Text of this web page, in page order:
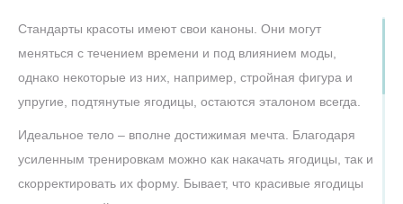
Стандарты красоты имеют свои каноны. Они могут
меняться с течением времени и под влиянием моды,
однако некоторые из них, например, стройная фигура и
упругие, подтянутые ягодицы, остаются эталоном всегда.
Идеальное тело – вполне достижимая мечта. Благодаря
усиленным тренировкам можно как накачать ягодицы, так и
скорректировать их форму. Бывает, что красивые ягодицы